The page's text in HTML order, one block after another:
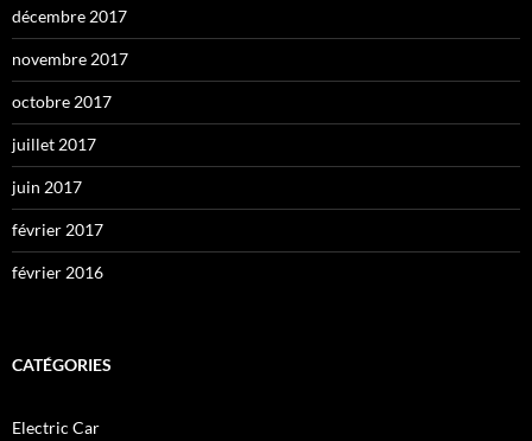
décembre 2017
novembre 2017
octobre 2017
juillet 2017
juin 2017
février 2017
février 2016
CATÉGORIES
Electric Car